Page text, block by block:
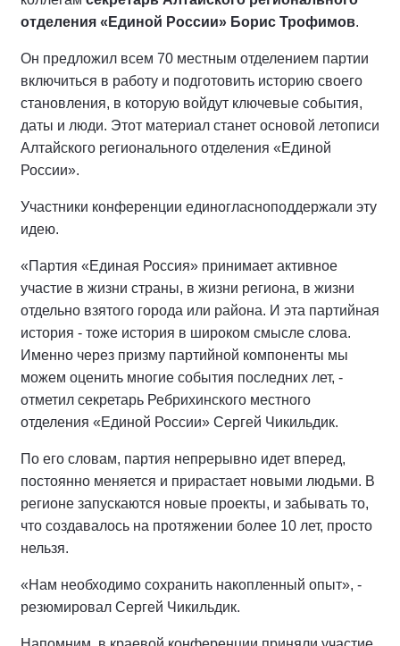
отделения «Единой России» Борис Трофимов.
Он предложил всем 70 местным отделением партии
включиться в работу и подготовить историю своего
становления, в которую войдут ключевые события,
даты и люди. Этот материал станет основой летописи
Алтайского регионального отделения «Единой
России».
Участники конференции единогласноподдержали эту
идею.
«Партия «Единая Россия» принимает активное
участие в жизни страны, в жизни региона, в жизни
отдельно взятого города или района. И эта партийная
история - тоже история в широком смысле слова.
Именно через призму партийной компоненты мы
можем оценить многие события последних лет, -
отметил секретарь Ребрихинского местного
отделения «Единой России» Сергей Чикильдик.
По его словам, партия непрерывно идет вперед,
постоянно меняется и прирастает новыми людьми. В
регионе запускаются новые проекты, и забывать то,
что создавалось на протяжении более 10 лет, просто
нельзя.
«Нам необходимо сохранить накопленный опыт», -
резюмировал Сергей Чикильдик.